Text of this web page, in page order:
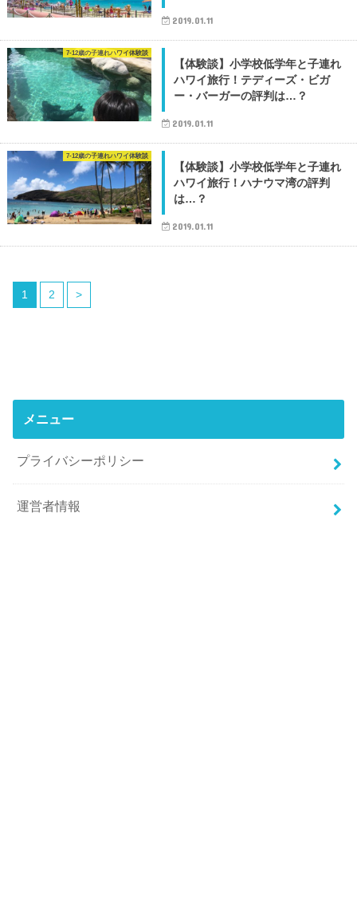
2019.01.11
7-12歳の子連れハワイ体験談
【体験談】小学校低学年と子連れ
ハワイ旅行！テディーズ・ビガ
ー・バーガーの評判は…？
2019.01.11
7-12歳の子連れハワイ体験談
【体験談】小学校低学年と子連れ
ハワイ旅行！ハナウマ湾の評判
は…？
2019.01.11
1 2 >
メニュー
プライバシーポリシー
運営者情報